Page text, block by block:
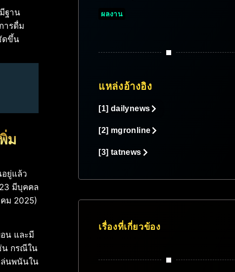
ฐาน
ารดื่ม
ดขึ้น
ม
ยู่แล้ว
มีบุคคล
ม 2025)
น และมี
น กรณีใน
ล่นพนันใน
ผลงาน
แหล่งอ้างอิง
[1] dailynews
[2] mgronline
[3] tatnews
เรื่องที่เกี่ยวข้อง